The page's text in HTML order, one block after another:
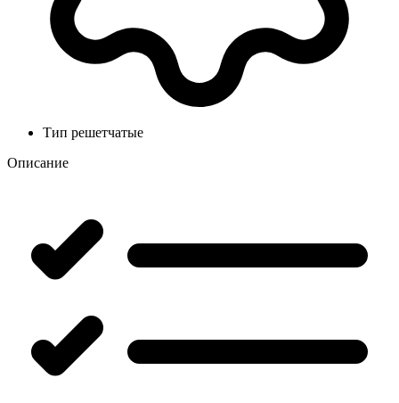
Тип решетчатые
Описание